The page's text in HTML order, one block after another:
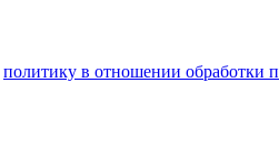
политику в отношении обработки